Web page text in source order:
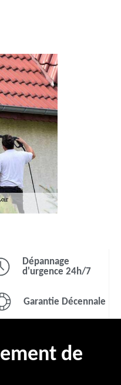
Dépannage
d'urgence 24h/7
Garantie Décennale
de